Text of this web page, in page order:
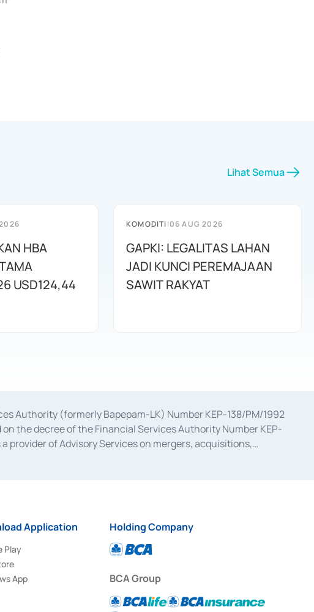
Lihat Semua
HBA
USD124,44
KOMODITI|06 AUG 2026
GAPKI: LEGALITAS LAHAN
JADI KUNCI PEREMAJAAN
SAWIT RAKYAT
Authority (formerly Bapepam-LK) Number KEP-138/PM/1992
the decree of the Financial Services Authority Number KEP-
provider of Advisory Services on mergers, acquisitions,
February 28, 2014, a business license as a provider of
Application
Play
App
Holding Company
BCA Group